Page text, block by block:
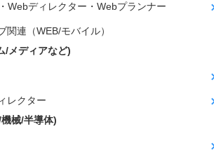
Webディレクター・Webプランナー
連（WEB/モバイル）
/メディアなど)
レクター
械/半導体)